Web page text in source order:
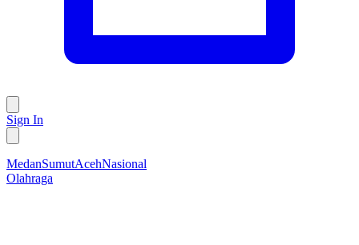
Sign In
MedanSumutAcehNasional
Olahraga